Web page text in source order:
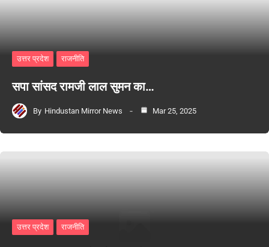
उत्तर प्रदेश राजनीति
सपा सांसद रामजी लाल सुमन का…
By Hindustan Mirror News Mar 25, 2025
उत्तर प्रदेश राजनीति